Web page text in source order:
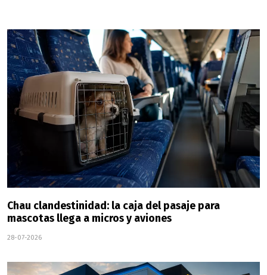
Chau clandestinidad: la caja del pasaje para
mascotas llega a micros y aviones
28-07-2026